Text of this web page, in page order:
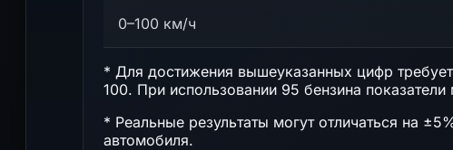
0–100 км/ч
* Для достижения вышеуказанных цифр
100. При использовании 95 бензина показатели
* Реальные результаты могут отличаться на
автомобиля.